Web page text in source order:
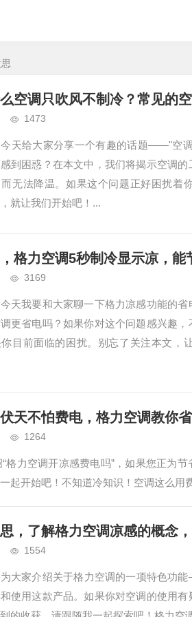
空调只吹风不制冷？常见的
1473
天给大家分享一个有趣的话题——"空
到困惑？在本文中，我们将揭示空调
无法降温。如果这个问题正好困扰着
就让我们开始吧！...
格力空调5秒制冷显示凉，能
3169
天我要和大家聊一下格力凉感功能的
更省电吗？如果你对这个问题感兴趣
目前面临的困扰。别忘了关注本文，
天不怕费电，格力空调教你省
1264
格力空调开凉感费电吗”，如果您正为
起开始吧！不知道冷知识！空调这么用
，了解格力空调凉感的概念
1554
大家介绍关于格力空调的一项特色功
使用这款产品。如果你对空调的使用